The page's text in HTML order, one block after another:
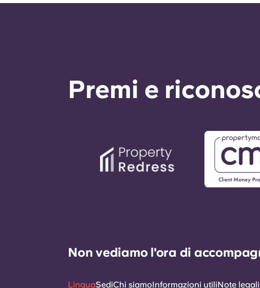
Premi e
Non vediamo l'ora di
LinguaSediChi siamoInformazioni utiliNote legali